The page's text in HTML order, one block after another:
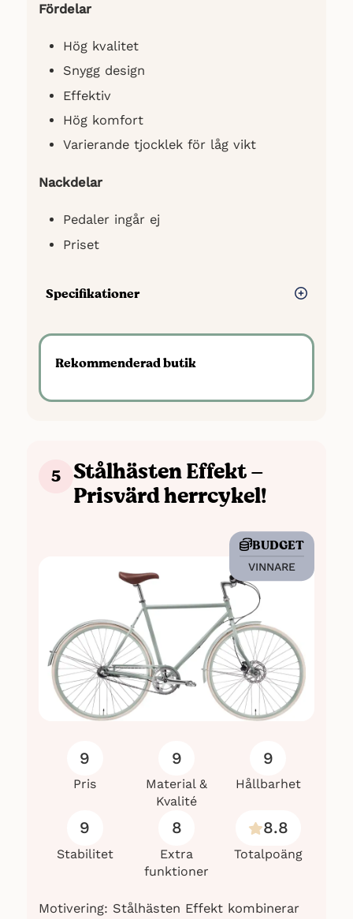
Fördelar
Hög kvalitet
Snygg design
Effektiv
Hög komfort
Varierande tjocklek för låg vikt
Nackdelar
Pedaler ingår ej
Priset
Specifikationer
Rekommenderad butik
5 Stålhästen Effekt –
Prisvärd herrcykel!
BUDGET
VINNARE
9
Pris
9
Material &
Kvalité
9
Hållbarhet
9
Stabilitet
8
Extra
funktioner
8.8
Totalpoäng
Motivering: Stålhästen Effekt kombinerar